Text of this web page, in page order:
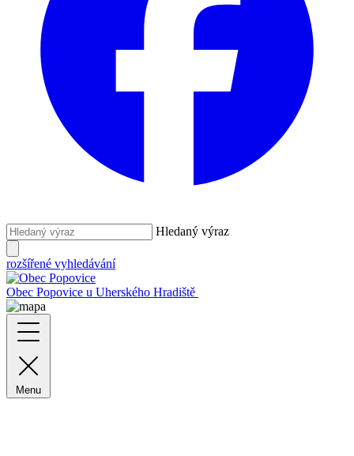
Hledaný výraz
rozšířené vyhledávání
Obec Popovice u Uherského Hradiště
Menu